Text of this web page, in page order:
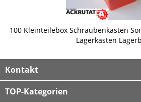
100 Kleinteilebox Schraubenkasten
Lagerkasten
Kontakt
TOP-Kategorien